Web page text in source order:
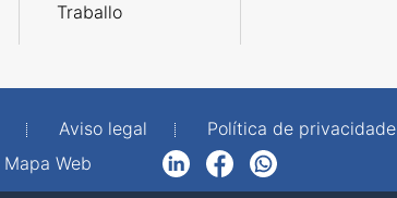
Traballo
Aviso legal Política de privacidade
Mapa Web
LinkedInFacebookWhatsApp